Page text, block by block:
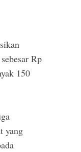
Rp
150
yang